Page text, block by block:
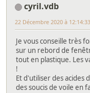
cyril.vdb
22 Décembre 2020 à 12:14:33
Je vous conseille très
sur un rebord de
tout en plastique. Les
!
Et d'utiliser des acides
des soucis de voile en